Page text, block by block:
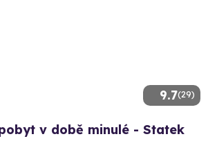
9.7(29)
v době minulé - Statek